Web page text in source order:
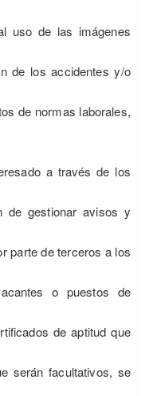
uso de las imágenes
de los accidentes y/o
de normas laborales,
a través de los
de gestionar avisos y
parte de terceros a los
o puestos de
de aptitud que
serán facultativos, se